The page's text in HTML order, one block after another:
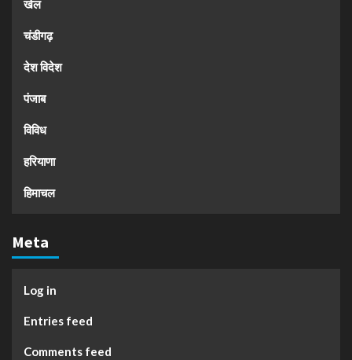
खेल
चंडीगढ़
देश विदेश
पंजाब
विविध
हरियाणा
हिमाचल
Meta
Log in
Entries feed
Comments feed